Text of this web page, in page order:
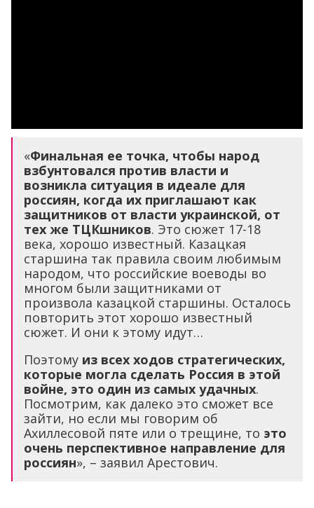
«Финальная ее точка, чтобы народ
взбунтовался против власти и
возникла ситуация в идеале для
россиян, когда их приглашают как
защитников от власти украинской, от
тех же ТЦКшников. Это сюжет 17-18
века, хорошо известный. Казацкая
старшина так правила своим любимым
народом, что российские воеводы во
многом были защитниками от
произвола казацкой старшины. Осталось
повторить этот хорошо известный
сюжет. И они к этому идут…
Поэтому из всех ходов стратегических,
которые могла сделать Россия в этой
войне, это один из самых удачных.
Посмотрим, как далеко это сможет все
зайти, но если мы говорим об
Ахиллесовой пяте или о трещине, то это
очень перспективное направление для
россиян», – заявил Арестович.